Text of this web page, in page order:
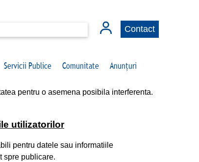
Contact
Servicii Publice Comunitate Anunțuri
pentru o asemena posibila interferenta.
utilizatorilor
pentru datele sau informatiile
spre publicare.